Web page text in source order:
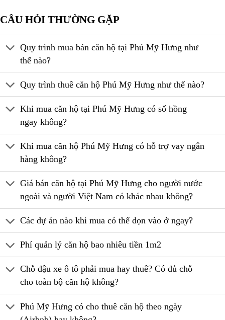
CÂU HỎI THƯỜNG GẶP
Quy trình mua bán căn hộ tại Phú Mỹ Hưng như
thế nào?
Quy trình thuê căn hộ Phú Mỹ Hưng như thế nào?
Khi mua căn hộ tại Phú Mỹ Hưng có sổ hồng
ngay không?
Khi mua căn hộ Phú Mỹ Hưng có hỗ trợ vay ngân
hàng không?
Giá bán căn hộ tại Phú Mỹ Hưng cho người nước
ngoài và người Việt Nam có khác nhau không?
Các dự án nào khi mua có thể dọn vào ở ngay?
Phí quản lý căn hộ bao nhiêu tiền 1m2
Chỗ đậu xe ô tô phải mua hay thuê? Có đủ chỗ
cho toàn bộ căn hộ không?
Phú Mỹ Hưng có cho thuê căn hộ theo ngày